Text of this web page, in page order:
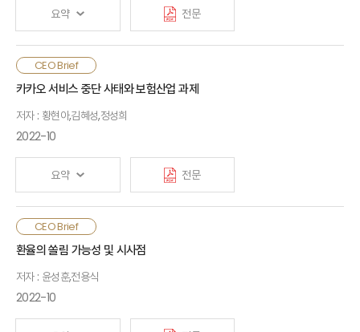
decisions.
공정성을 강조하는 방향으로 규제의 흐름이 변화함. 그러나 국내
실손의료보험의 경우 장기보험이고 전환비용이 매우 높다는
점에서 시장과 보험의 성격이 다르므로, 미국 자동차보험에 대한
규제 완화 논리를 그대로 적용하는 것에는 주의가 필요함
요약 전문
신용생명보험은 사망 등의 보험사고로 인하여 대출자가 대출금을
상환하지 못할 때 보험회사가 대신 상환해주는 보험으로, “빚의
시장 규모는 매우 작은데, 이는 대출 소비자에 대한 보험 가입
권유가 불공정영업행위로 간주될 수 있어 은행이 신용생명보험
판매에 적극적이지 않기 때문임. 그러나 신용생명보험은 소비자
편익 증대뿐만 아니라, 포용적 금융, 보험회사의 ESG 경영,
가계대출관리 및 금융 안정성 유지 측면에서 효과가 있으므로,
관련 규제 완화와 상품 개선 등의 노력이 필요함
CEO Brief
카카오 서비스 중단 사태와 보험산업 과제
저자 : 황현아,김혜성,정성희
2022-10
요약 전문
대규모 손실이 발생한 카카오의 서비스 중단 사태는
부가통신사업에서 발생한 최초 사례임. 부가통신사업자인
사유가 있는지 여부에 달려 있으며, 서비스 중단과 관련한 피해를
확정하고 배상책임보험의 보장이 확정되기까지 상당한 시일이
소요될 것으로 예상됨. 한편, 이번 사건을 계기로 부가통신을
CEO Brief
환율의 쏠림 가능성 및 시사점
저자 : 윤성훈,전용식
2022-10